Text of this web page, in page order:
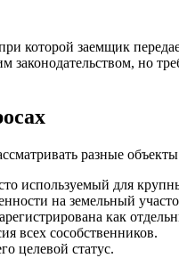
которой заемщик
законодательством, но
разные
используемый для
на земельный
как
всех сособственников.
целевой статус.